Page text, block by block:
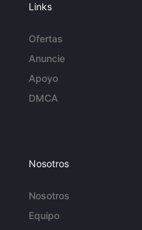
Links
Ofertas
Anuncie
Apoyo
DMCA
Nosotros
Nosotros
Equipo